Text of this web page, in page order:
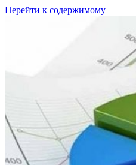
Перейти к содержимому